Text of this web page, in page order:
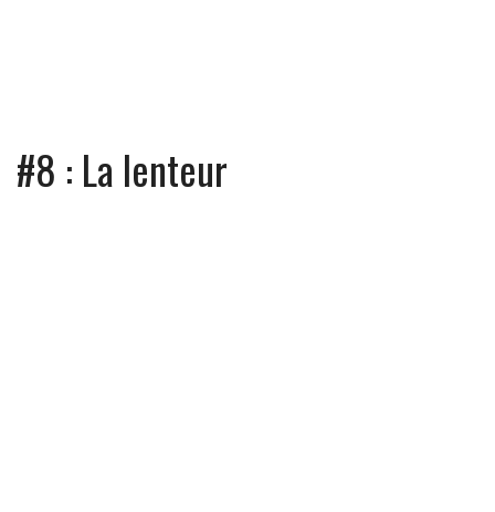
#8 : La lenteur